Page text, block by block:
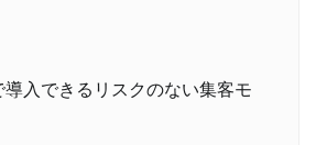
導入できるリスクのない集客モ